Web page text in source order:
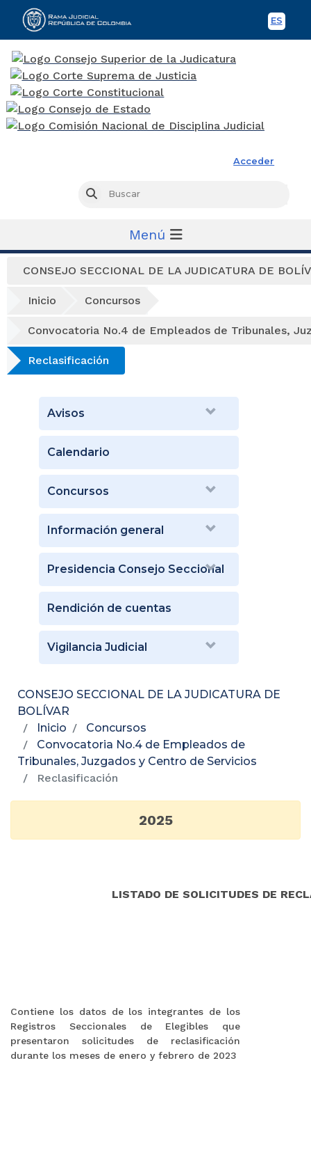
ES
Acceder
Buscar
Menú
CONSEJO SECCIONAL DE LA JUDICATURA DE
Inicio Concursos
Convocatoria No.4 de Empleados de Tribunales,
Reclasificación
Avisos
Calendario
Concursos
Información general
Presidencia Consejo Seccional
Rendición de cuentas
Vigilancia Judicial
CONSEJO SECCIONAL DE LA JUDICATURA DE
BOLÍVAR
Inicio
Concursos
Convocatoria No.4 de Empleados de
Tribunales, Juzgados y Centro de Servicios
Reclasificación
2025
LISTADO DE SOLICITUDES DE
Contiene los datos de los integrantes de los
Registros Seccionales de Elegibles que
presentaron solicitudes de reclasificación
durante los meses de enero y febrero de 2023